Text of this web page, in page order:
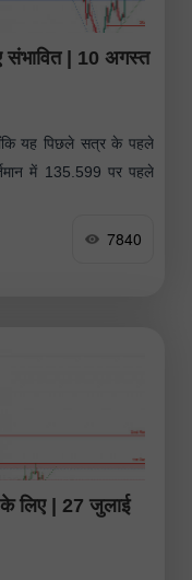
| 10 अगस्त
यह पिछले सत्र के पहले
में 135.599 पर पहले
7840
लिए | 27 जुलाई